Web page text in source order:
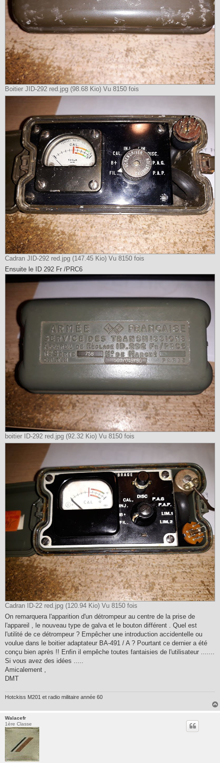
Boitier JID-292 red.jpg (98.68 Kio) Vu 8150 fois
Cadran JID-292 red.jpg (147.45 Kio) Vu 8150 fois
Ensuite le ID 292 Fr /PRC6
boitier ID-292 red.jpg (92.32 Kio) Vu 8150 fois
Cadran ID-22 red.jpg (120.94 Kio) Vu 8150 fois
On remarquera l'apparition d'un détrompeur au centre de la prise de
l'appareil , le nouveau type de galva et le bouton différent . Quel est
l'utilité de ce détrompeur ? Empêcher une introduction accidentelle ou
voulue dans le boitier adaptateur BA-491 / A ? Pourtant ce dernier a été
conçu bien après !! Enfin il empêche toutes fantaisies de l'utilisateur .......
Si vous avez des idées .....
Amicalement ,
DMT
Hotckiss M201 et radio militaire année 60
Walacefr
1ère Classe